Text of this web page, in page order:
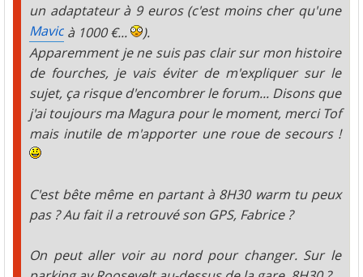
un adaptateur à 9 euros (c'est moins cher qu'une
Mavic à 1000 €...
).
Apparemment je ne suis pas clair sur mon histoire
de fourches, je vais éviter de m'expliquer sur le
sujet, ça risque d'encombrer le forum... Disons que
j'ai toujours ma Magura pour le moment, merci Tof
mais inutile de m'apporter une roue de secours !
C'est bête même en partant à 8H30 warm tu peux
pas ? Au fait il a retrouvé son GPS, Fabrice ?
On peut aller voir au nord pour changer. Sur le